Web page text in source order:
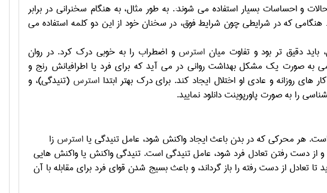
و احساسات بسيار استفاده می شوند:. به طور مثال، به هنگام سخنراني در برابر
که در شرايطي چون شرايط فوق، در سخنان خود از اين دو کلمه استفاده مي
دقيق تر بود و تفاوت ميان استرس و اضطراب را به خوبي درک کرد. در روان
به صورت يک مشکل بهداشت رواني در مي آيد که براي فرد يا اطرافيانش رنج و
هاي روزانه و عادي او اختلال ايجاد کند. براي درک بهتر ابتدااسترس (تنيدگي)، و
را به صورت پاورپوینت دانلود نمایید.
هر محرکی که در بدن باعث ایجاد واکنش شود، عامل تنیدگی یا استرس زا
دست رفتن تعادل فرد شود، عامل تنیدگی است. تنیدگی واکنش یا واکنش هایی
تعادل از دست رفته را باز گرداند، و باعث بسیج شدن قوای فرد برای مقابله با آن